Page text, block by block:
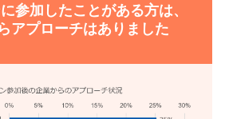
参加したことがある方は、
アプローチはありました